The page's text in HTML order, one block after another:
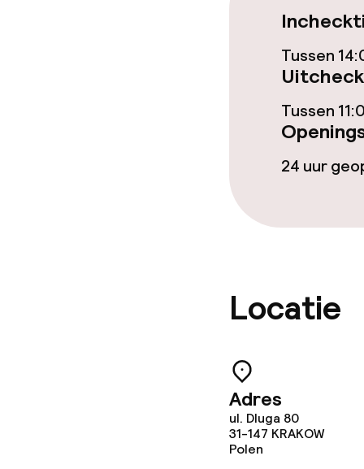
Wasservice
Beleid
Overal
Tussen
Tussen
24 uur
Locatie
Adres
ul. Dluga 80
31-147 KRAKOW
Polen